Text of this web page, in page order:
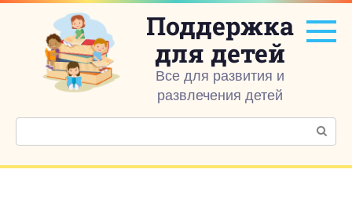
Перейти
контенту
Поддержка
для детей
Все для развития и
развлечения детей
Поиск: